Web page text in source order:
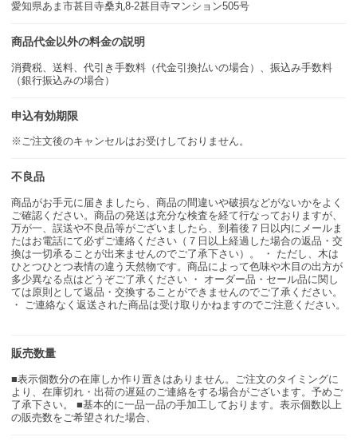
愛知県あま市甚目寺桑丸8-2甚目寺マンション505号
商品代金以外の料金の説明
消費税、送料、代引き手数料（代金引換払いの場合）、振込み手数料
（銀行振込みの場合）
申込有効期限
※ご注文後のキャンセルはお受けしておりません。
不良品
商品がお手元に届きましたら、商品の間違いや破損などがないかをよく
ご確認ください。商品の発送は充分な検査を経て行なっておりますが、
万が一、誤送や不良品等がございましたら、到着後７日以内にメールま
たはお電話にて必ずご連絡ください（７日以上経過した場合の返品・交
換は一切承ることが出来ませんのでご了承下さい）。 ・ ただし、木は
ひとつひとつ表情の違う天然物です。商品によって色味や木目の出方が
多少異なる点はどうぞご了承ください ・ オーダー品・セール品に関し
ては原則として返品・交換することができませんのでご了承ください。
・ ご連絡なく返送された商品は受け取りかねますのでご注意ください。
販売数量
■表示個数分の在庫しか作り置きはありません。ご注文のタイミングに
より、在庫切れ・出荷の遅延のご連絡をする場合がございます。予めご
了承下さい。 ■基本的に一品一品の手加工しております。表示個数以上
の販売数をご希望された場合、